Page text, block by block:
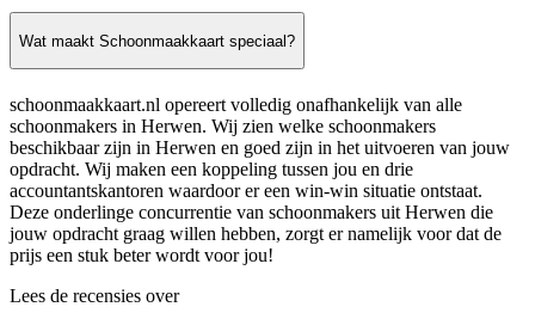
Wat maakt Schoonmaakkaart speciaal?
schoonmaakkaart.nl opereert volledig onafhankelijk van alle
schoonmakers in Herwen. Wij zien welke schoonmakers
beschikbaar zijn in Herwen en goed zijn in het uitvoeren van jouw
opdracht. Wij maken een koppeling tussen jou en drie
accountantskantoren waardoor er een win-win situatie ontstaat.
Deze onderlinge concurrentie van schoonmakers uit Herwen die
jouw opdracht graag willen hebben, zorgt er namelijk voor dat de
prijs een stuk beter wordt voor jou!
Lees de recensies over